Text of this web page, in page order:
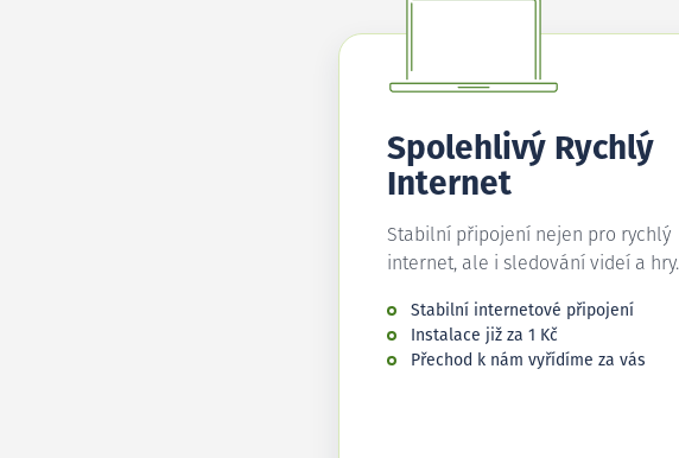
Spolehlivý Rychlý
Internet
Stabilní připojení nejen pro rychlý
internet, ale i sledování videí a hry.
Stabilní internetové připojení
Instalace již za 1 Kč
Přechod k nám vyřídíme za vás